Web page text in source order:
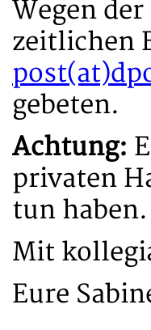
Wegen
zeitlichen
gebeten.
Achtung:
privaten
tun haben.
Mit
Eure